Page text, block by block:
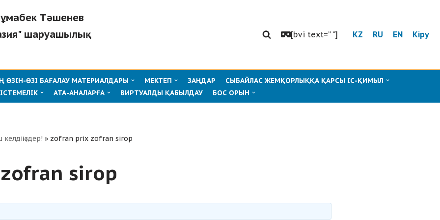
Тәшенев
шаруашылық
[bvi text=” “] KZ RU EN Кіру
ӨЗІ БАҒАЛАУ МАТЕРИАЛДАРЫ МЕКТЕП ЗАҢДАР
СЫБАЙЛАС ЖЕМҚОРЛЫҚҚА ҚАРСЫ ІС-ҚИМЫЛ
АТА-АНАЛАРҒА ВИРТУАЛДЫ ҚАБЫЛДАУ БОС ОРЫН
келдіңіздер! » zofran prix zofran sirop
sirop